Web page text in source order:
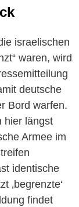
israelischen
waren, wird
deutsche
Bord warfen.
hier längst
Armee im
identische
‚begrenzte‘
findet